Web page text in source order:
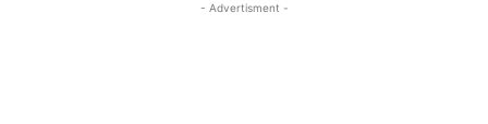
- Advertisment -